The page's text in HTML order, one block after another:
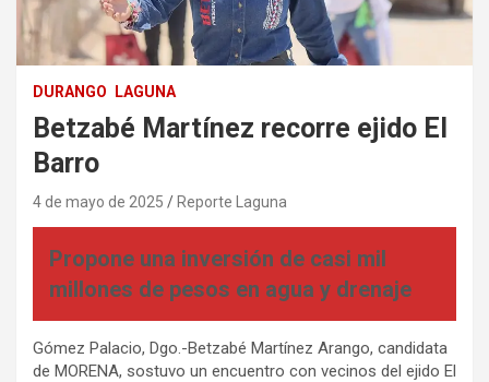
DURANGO LAGUNA
Betzabé Martínez recorre ejido El
Barro
4 de mayo de 2025 Reporte Laguna
Propone una inversión de casi mil
millones de pesos en agua y drenaje
Gómez Palacio, Dgo.-Betzabé Martínez Arango, candidata
de MORENA, sostuvo un encuentro con vecinos del ejido El